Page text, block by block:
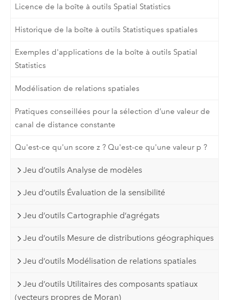
Licence de la boîte à outils Spatial Statistics
Historique de la boîte à outils Statistiques spatiales
Exemples d'applications de la boîte à outils Spatial
Statistics
Modélisation de relations spatiales
Pratiques conseillées pour la sélection d’une valeur de
canal de distance constante
Qu'est-ce qu'un score z ? Qu'est-ce qu'une valeur p ?
Jeu d’outils Analyse de modèles
Jeu d’outils Évaluation de la sensibilité
Jeu d’outils Cartographie d’agrégats
Jeu d’outils Mesure de distributions géographiques
Jeu d’outils Modélisation de relations spatiales
Jeu d’outils Utilitaires des composants spatiaux
(vecteurs propres de Moran)